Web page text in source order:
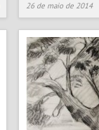
26 de maio de 2014